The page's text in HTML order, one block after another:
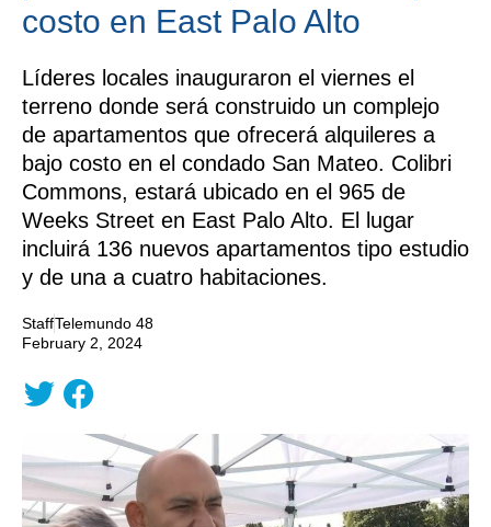
costo en East Palo Alto
Líderes locales inauguraron el viernes el
terreno donde será construido un complejo
de apartamentos que ofrecerá alquileres a
bajo costo en el condado San Mateo. Colibri
Commons, estará ubicado en el 965 de
Weeks Street en East Palo Alto. El lugar
incluirá 136 nuevos apartamentos tipo estudio
y de una a cuatro habitaciones.
StaffTelemundo 48
February 2, 2024